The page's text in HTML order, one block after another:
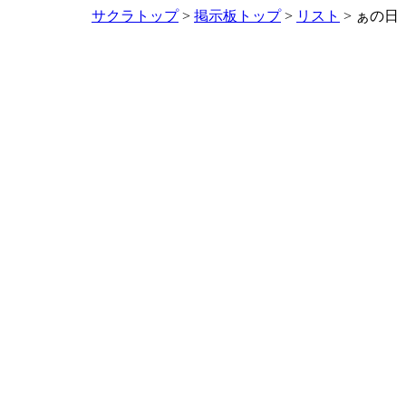
サクラトップ> 掲示板トップ> リスト > ぁの日